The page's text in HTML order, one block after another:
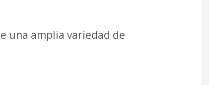
una amplia variedad de